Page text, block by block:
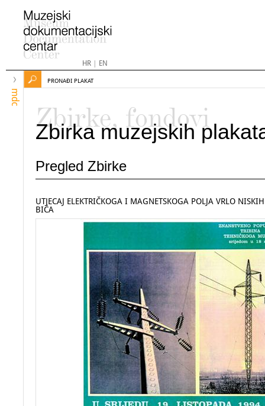
HR| EN
mdc
PRONAĐI PLAKAT
Zbirke, fondovi
Zbirka muzejskih
Pregled Zbirke
UTJECAJ ELEKTRIČKOGA I MAGNETSKOGA POLJA VRLO
BIĆA